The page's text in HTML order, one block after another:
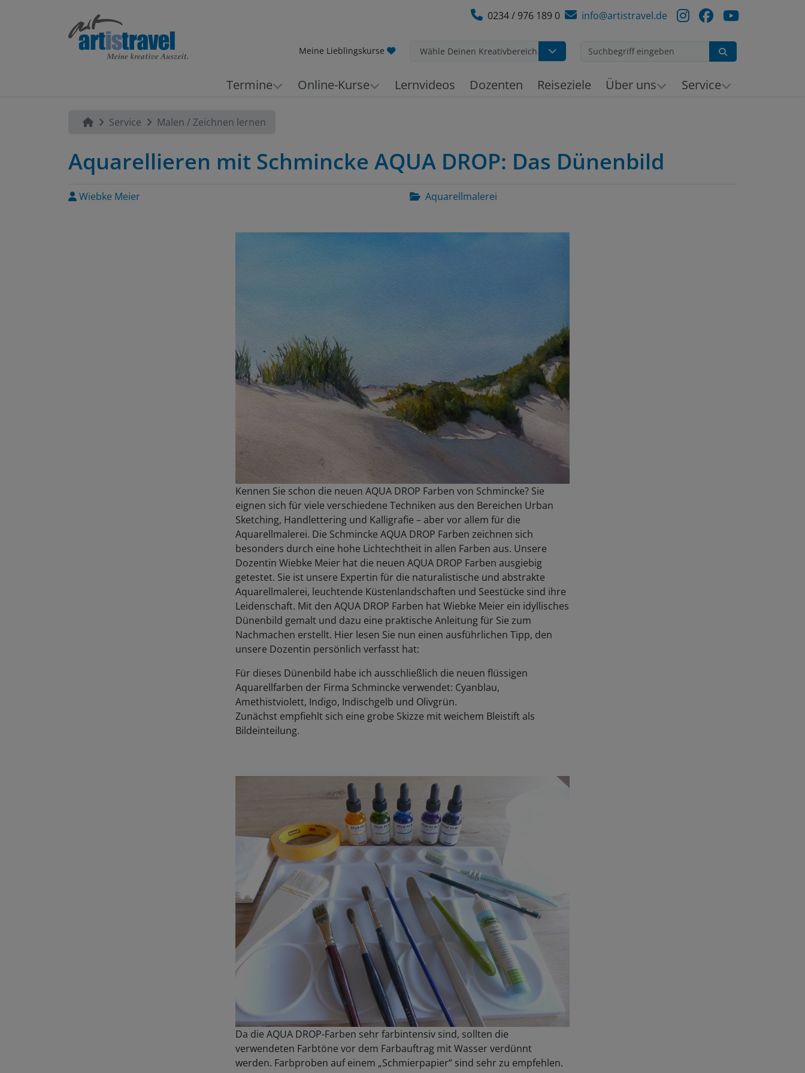
0234 / 976 189 0 info@artistravel.de
Meine Lieblingskurse Wähle Deinen Kreativbereich
Termine Online-Kurse Lernvideos Dozenten Reiseziele Über uns Service
Service Malen / Zeichnen lernen
Aquarellieren mit Schmincke AQUA DROP: Das Dünenbild
Wiebke Meier Aquarellmalerei
Kennen Sie schon die neuen AQUA DROP Farben von Schmincke? Sie
eignen sich für viele verschiedene Techniken aus den Bereichen Urban
Sketching, Handlettering und Kalligrafie – aber vor allem für die
Aquarellmalerei. Die Schmincke AQUA DROP Farben zeichnen sich
besonders durch eine hohe Lichtechtheit in allen Farben aus. Unsere
Dozentin Wiebke Meier hat die neuen AQUA DROP Farben ausgiebig
getestet. Sie ist unsere Expertin für die naturalistische und abstrakte
Aquarellmalerei, leuchtende Küstenlandschaften und Seestücke sind ihre
Leidenschaft. Mit den AQUA DROP Farben hat Wiebke Meier ein idyllisches
Dünenbild gemalt und dazu eine praktische Anleitung für Sie zum
Nachmachen erstellt. Hier lesen Sie nun einen ausführlichen Tipp, den
unsere Dozentin persönlich verfasst hat:
Für dieses Dünenbild habe ich ausschließlich die neuen flüssigen
Aquarellfarben der Firma Schmincke verwendet: Cyanblau,
Amethistviolett, Indigo, Indischgelb und Olivgrün.
Zunächst empfiehlt sich eine grobe Skizze mit weichem Bleistift als
Bildeinteilung.
Da die AQUA DROP-Farben sehr farbintensiv sind, sollten die
verwendeten Farbtöne vor dem Farbauftrag mit Wasser verdünnt
werden. Farbproben auf einem „Schmierpapier“ sind sehr zu empfehlen.